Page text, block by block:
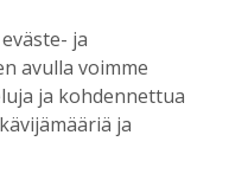
10:00
torin torstaina –
sekä
päättäjiä
ja
avulla voimme
ja kohdennettua
ja